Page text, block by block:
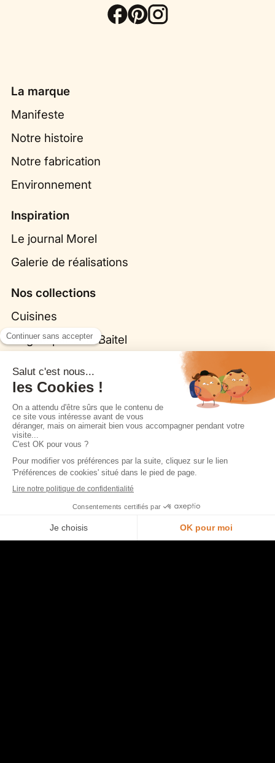
Je prends rendez-vous en magasin
La marque
Manifeste
Notre histoire
Notre fabrication
Environnement
Inspiration
Le journal Morel
Galerie de réalisations
Nos collections
Cuisines
Origine par Bina Baitel
Dressings
Salles de bain
Coins TV
Morel et vous
Nous contacter
Trouver un point de vente
Opération commerciale en cours